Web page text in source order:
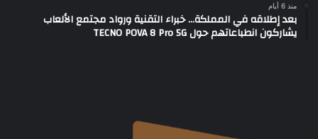
منذ 6 أيام
بعد إطلاقه في المملكة… خبراء التقنية ورواد مجتمع الألعاب
يشاركون انطباعاتهم حول TECNO POVA 8 Pro 5G